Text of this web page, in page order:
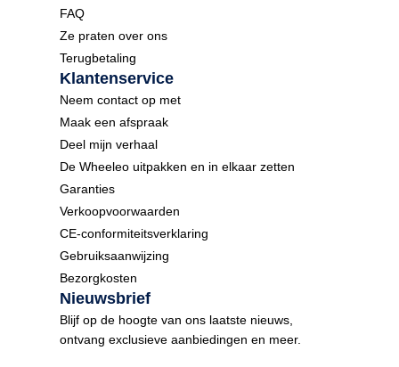
FAQ
Ze praten over ons
Terugbetaling
Klantenservice
Neem contact op met
Maak een afspraak
Deel mijn verhaal
De Wheeleo uitpakken en in elkaar zetten
Garanties
Verkoopvoorwaarden
CE-conformiteitsverklaring
Gebruiksaanwijzing
Bezorgkosten
Nieuwsbrief
Blijf op de hoogte van ons laatste nieuws,
ontvang exclusieve aanbiedingen en meer.